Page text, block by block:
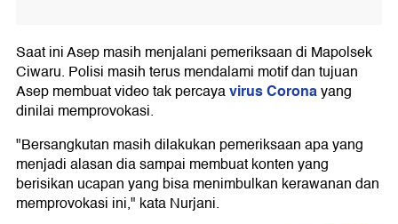
Saat ini Asep masih menjalani pemeriksaan di Mapolsek
Ciwaru. Polisi masih terus mendalami motif dan tujuan
Asep membuat video tak percayavirus Coronayang
dinilai memprovokasi.
"Bersangkutan masih dilakukan pemeriksaan apa yang
menjadi alasan dia sampai membuat konten yang
berisikan ucapan yang bisa menimbulkan kerawanan dan
memprovokasi ini," kata Nurjani.